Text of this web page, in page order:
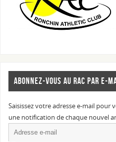
ABONNEZ-VOUS AU RAC PAR E-
Saisissez votre adresse e-mail pour
une notification de chaque nouvel